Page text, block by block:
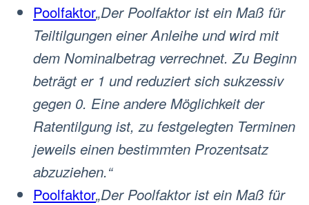
Poolfaktor„Der Poolfaktor ist ein Maß für
Teiltilgungen einer Anleihe und wird mit
dem Nominalbetrag verrechnet. Zu Beginn
beträgt er 1 und reduziert sich sukzessiv
gegen 0. Eine andere Möglichkeit der
Ratentilgung ist, zu festgelegten Terminen
jeweils einen bestimmten Prozentsatz
abzuziehen.“
Poolfaktor„Der Poolfaktor ist ein Maß für